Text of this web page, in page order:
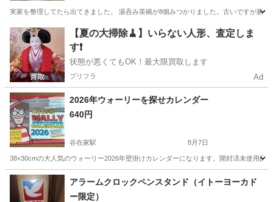
実家を整理してたら出てきました。 湯呑み茶碗が8個みつかりました。古いですが新
東京 足立区 谷在家駅 家庭用品 湯呑み
【夏の大掃除🧹】いらない人形、査定しま
す❗️
状態が悪くてもOK！最大限買取します
プリフラ Ad
2026年ウォーリーを探せカレンダー
640円
谷在家駅 8月7日
38×30cmの大人気のウォーリー2026年壁掛けカレンダーになります。開封済未使用品
東京 足立区 谷在家駅 家庭用品 ウォーリーを探せ
アラームクロックペンスタンド（イトーヨーカド
ー限定）